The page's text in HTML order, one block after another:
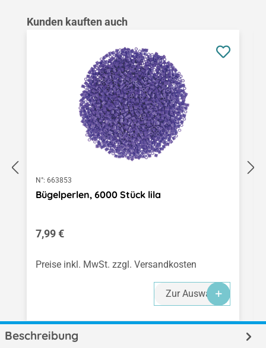
Produktgalerie überspringen
Kunden kauften auch
N°: 663853
Bügelperlen, 6000 Stück lila
Regulärer Preis:
7,99 €
Preise inkl. MwSt. zzgl. Versandkosten
Zur Auswahl
Beschreibung